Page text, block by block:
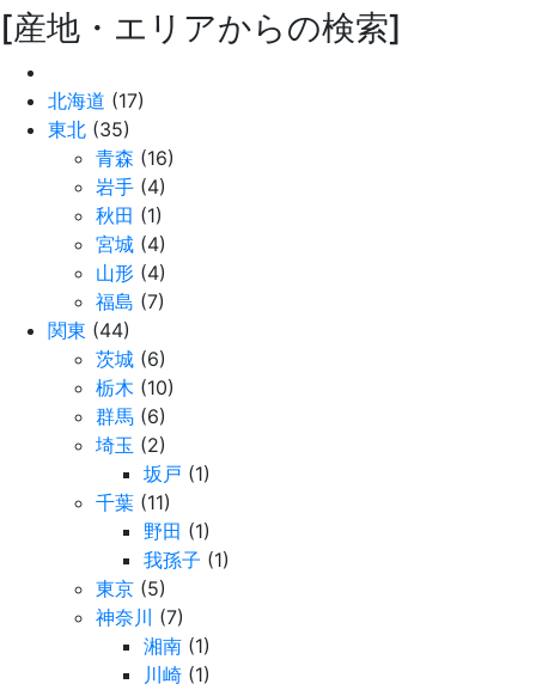
[産地・エリアからの検索]
北海道 (17)
東北 (35)
青森 (16)
岩手 (4)
秋田 (1)
宮城 (4)
山形 (4)
福島 (7)
関東 (44)
茨城 (6)
栃木 (10)
群馬 (6)
埼玉 (2)
坂戸 (1)
千葉 (11)
野田 (1)
我孫子 (1)
東京 (5)
神奈川 (7)
湘南 (1)
川崎 (1)